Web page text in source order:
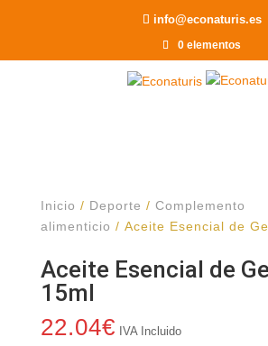
info@econaturis.es
0 elementos
Inicio / Deporte / Complemento
alimenticio / Aceite Esencial de
Aceite Esencial de
15ml
22.04€ IVA Incluido